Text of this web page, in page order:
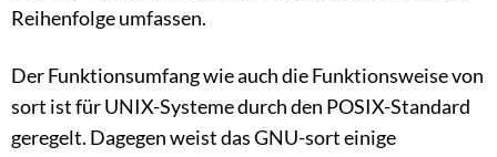
Reihenfolge umfassen.
Der Funktionsumfang wie auch die Funktionsweise von
sort ist für UNIX-Systeme durch den POSIX-Standard
geregelt. Dagegen weist das GNU-sort einige